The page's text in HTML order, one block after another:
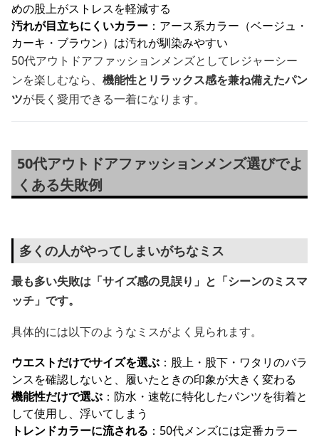
めの股上がストレスを軽減する
汚れが目立ちにくいカラー ：アース系カラー（ベージュ・
カーキ・ブラウン）は汚れが馴染みやすい
50代アウトドアファッションメンズとしてレジャーシー
ンを楽しむなら、 機能性とリラックス感を兼ね備えたパン
ツが長く愛用できる一着になります。
50代アウトドアファッションメンズ選びでよ
くある失敗例
多くの人がやってしまいがちなミス
最も多い失敗は「サイズ感の見誤り」と「シーンのミスマ
ッチ」です。
具体的には以下のようなミスがよく見られます。
ウエストだけでサイズを選ぶ ：股上・股下・ワタリのバラ
ンスを確認しないと、履いたときの印象が大きく変わる
機能性だけで選ぶ ：防水・速乾に特化したパンツを街着と
して使用し、浮いてしまう
トレンドカラーに流される ：50代メンズには定番カラー